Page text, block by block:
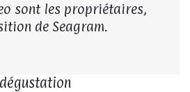
sont les propriétaires,
de Seagram.